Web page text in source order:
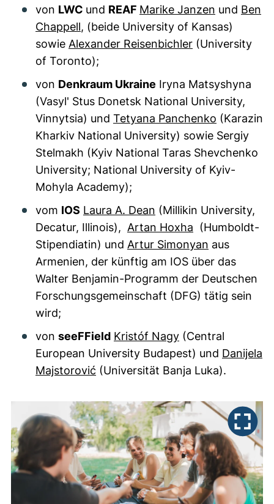
von LWC und REAF Marike Janzen und Ben
Chappell, (beide University of Kansas)
sowie Alexander Reisenbichler (University
of Toronto);
von Denkraum Ukraine Iryna Matsyshyna
(Vasyl' Stus Donetsk National University,
Vinnytsia) und Tetyana Panchenko (Karazin
Kharkiv National University) sowie Sergiy
Stelmakh (Kyiv National Taras Shevchenko
University; National University of Kyiv-
Mohyla Academy);
vom IOS Laura A. Dean (Millikin University,
Decatur, Illinois), Artan Hoxha (Humboldt-
Stipendiatin) und Artur Simonyan aus
Armenien, der künftig am IOS über das
Walter Benjamin-Programm der Deutschen
Forschungsgemeinschaft (DFG) tätig sein
wird;
von seeFField Kristóf Nagy (Central
European University Budapest) und Danijela
Majstorović (Universität Banja Luka).